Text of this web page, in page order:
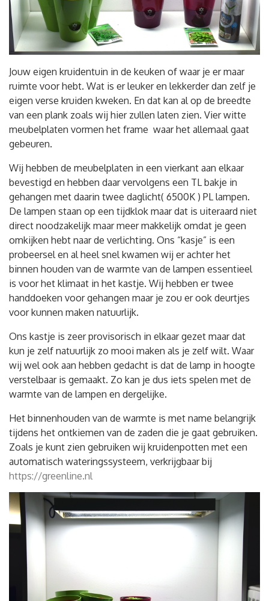
Jouw eigen kruidentuin in de keuken of waar je er maar
ruimte voor hebt. Wat is er leuker en lekkerder dan zelf je
eigen verse kruiden kweken. En dat kan al op de breedte
van een plank zoals wij hier zullen laten zien. Vier witte
meubelplaten vormen het frame waar het allemaal gaat
gebeuren.
Wij hebben de meubelplaten in een vierkant aan elkaar
bevestigd en hebben daar vervolgens een TL bakje in
gehangen met daarin twee daglicht( 6500K ) PL lampen.
De lampen staan op een tijdklok maar dat is uiteraard niet
direct noodzakelijk maar meer makkelijk omdat je geen
omkijken hebt naar de verlichting. Ons “kasje” is een
probeersel en al heel snel kwamen wij er achter het
binnen houden van de warmte van de lampen essentieel
is voor het klimaat in het kastje. Wij hebben er twee
handdoeken voor gehangen maar je zou er ook deurtjes
voor kunnen maken natuurlijk.
Ons kastje is zeer provisorisch in elkaar gezet maar dat
kun je zelf natuurlijk zo mooi maken als je zelf wilt. Waar
wij wel ook aan hebben gedacht is dat de lamp in hoogte
verstelbaar is gemaakt. Zo kan je dus iets spelen met de
warmte van de lampen en dergelijke.
Het binnenhouden van de warmte is met name belangrijk
tijdens het ontkiemen van de zaden die je gaat gebruiken.
Zoals je kunt zien gebruiken wij kruidenpotten met een
automatisch wateringssysteem, verkrijgbaar bij
https://greenline.nl